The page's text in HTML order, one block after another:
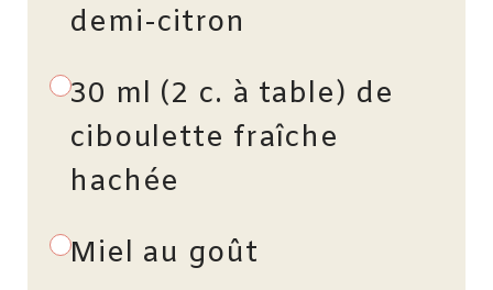
demi-citron
30 ml (2 c. à table) de
ciboulette fraîche
hachée
Miel au goût